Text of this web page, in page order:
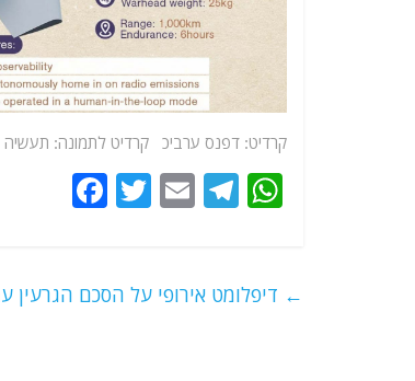
קרדיט: דפנס ערביכ קרדיט לתמונה: תעשיה
W
s
T
g
E
l
T
er
e ← דיפלומט אירופי על הסכם